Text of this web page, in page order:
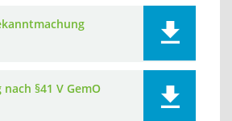
§41 V GemO